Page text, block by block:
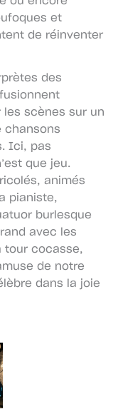
et
de réinventer
des
scènes sur un
chansons
Ici, pas
que jeu.
animés
pianiste,
burlesque
avec les
tour cocasse,
de notre
dans la joie